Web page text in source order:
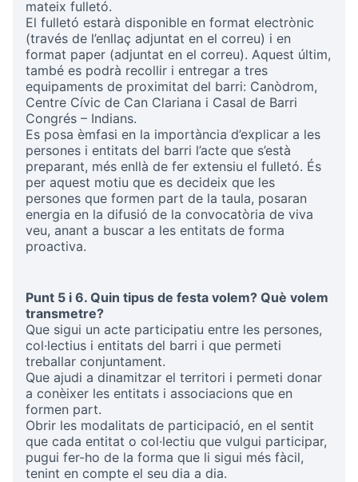
mateix fulletó.
El fulletó estarà disponible en format electrònic
(través de l’enllaç adjuntat en el correu) i en
format paper (adjuntat en el correu). Aquest últim,
també es podrà recollir i entregar a tres
equipaments de proximitat del barri: Canòdrom,
Centre Cívic de Can Clariana i Casal de Barri
Congrés – Indians.
Es posa èmfasi en la importància d’explicar a les
persones i entitats del barri l’acte que s’està
preparant, més enllà de fer extensiu el fulletó. És
per aquest motiu que es decideix que les
persones que formen part de la taula, posaran
energia en la difusió de la convocatòria de viva
veu, anant a buscar a les entitats de forma
proactiva.
Punt 5 i 6. Quin tipus de festa volem? Què volem
transmetre?
Que sigui un acte participatiu entre les persones,
col·lectius i entitats del barri i que permeti
treballar conjuntament.
Que ajudi a dinamitzar el territori i permeti donar
a conèixer les entitats i associacions que en
formen part.
Obrir les modalitats de participació, en el sentit
que cada entitat o col·lectiu que vulgui participar,
pugui fer-ho de la forma que li sigui més fàcil,
tenint en compte el seu dia a dia.